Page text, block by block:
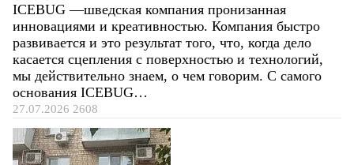
ICEBUG —шведская компания пронизанная
инновациями и креативностью. Компания быстро
развивается и это результат того, что, когда дело
касается сцепления с поверхностью и технологий,
мы действительно знаем, о чем говорим. С самого
основания ICEBUG…
27.07.2026 2608